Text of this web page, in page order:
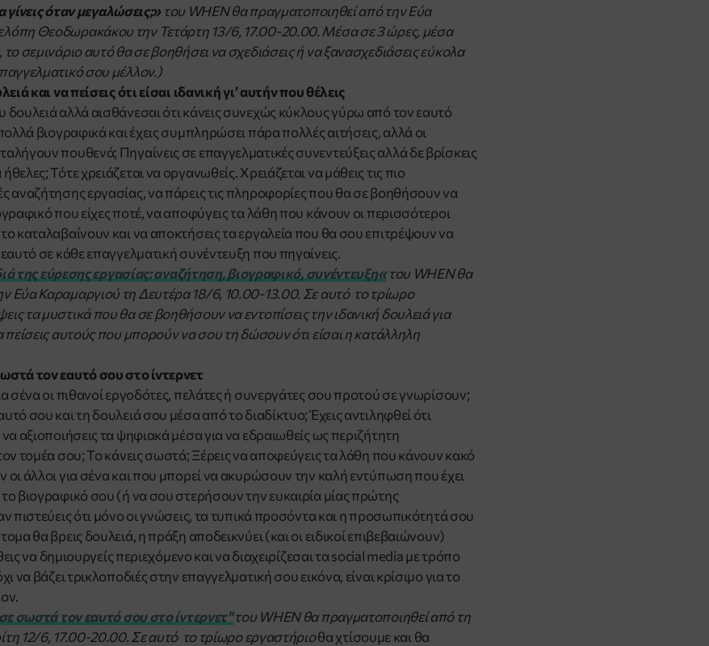
γίνεις όταν μεγαλώσεις;»του WHEN θα πραγματοποιηθεί από την Εύα
Θεοδωρακάκου την Τετάρτη 13/6, 17.00-20.00. Μέσα σε 3 ώρες, μέσα
σεμινάριο αυτό θα σε βοηθήσει να σχεδιάσεις ή να ξανασχεδιάσεις εύκολα
σου μέλλον.)
και να πείσεις ότι είσαι ιδανική γι’ αυτήν που θέλεις
δουλειά αλλά αισθάνεσαι ότι κάνεις συνεχώς κύκλους γύρω από τον εαυτό
βιογραφικά και έχεις συμπληρώσει πάρα πολλές αιτήσεις, αλλά οι
πουθενά; Πηγαίνεις σε επαγγελματικές συνεντεύξεις αλλά δε βρίσκεις
Τότε χρειάζεται να οργανωθείς. Χρειάζεται να μάθεις τις πιο
αναζήτησης εργασίας, να πάρεις τις πληροφορίες που θα σε βοηθήσουν να
που είχες ποτέ, να αποφύγεις τα λάθη που κάνουν οι περισσότεροι
καταλαβαίνουν και να αποκτήσεις τα εργαλεία που θα σου επιτρέψουν να
σε κάθε επαγγελματική συνέντευξη που πηγαίνεις.
της εύρεσης εργασίας: αναζήτηση, βιογραφικό, συνέντευξη«του WHEN θα
Εύα Καραμαργιού τη Δευτέρα 18/6, 10.00-13.00. Σε αυτό το τρίωρο
τα μυστικά που θα σε βοηθήσουν να εντοπίσεις την ιδανική δουλειά για
πείσεις αυτούς που μπορούν να σου τη δώσουν ότι είσαι η κατάλληλη
τον εαυτό σου στο ίντερνετ
σένα οι πιθανοί εργοδότες, πελάτες ή συνεργάτες σου προτού σε γνωρίσουν;
σου και τη δουλειά σου μέσα από το διαδίκτυο; Έχεις αντιληφθεί ότι
αξιοποιήσεις τα ψηφιακά μέσα για να εδραιωθείς ως περιζήτητη
τομέα σου; Το κάνεις σωστά; Ξέρεις να αποφεύγεις τα λάθη που κάνουν κακό
οι άλλοι για σένα και που μπορεί να ακυρώσουν την καλή εντύπωση που έχει
βιογραφικό σου (ή να σου στερήσουν την ευκαιρία μίας πρώτης
πιστεύεις ότι μόνο οι γνώσεις, τα τυπικά προσόντα και η προσωπικότητά σου
θα βρεις δουλειά, η πράξη αποδεικνύει (και οι ειδικοί επιβεβαιώνουν)
να δημιουργείς περιεχόμενο και να διαχειρίζεσαι τα social media με τρόπο
να βάζει τρικλοποδιές στην επαγγελματική σου εικόνα, είναι κρίσιμο για το
σωστά τον εαυτό σου στο ίντερνετ"του WHEN θα πραγματοποιηθεί από τη
12/6, 17.00-20.00. Σε αυτό το τρίωρο εργαστήριοθα χτίσουμε και θα